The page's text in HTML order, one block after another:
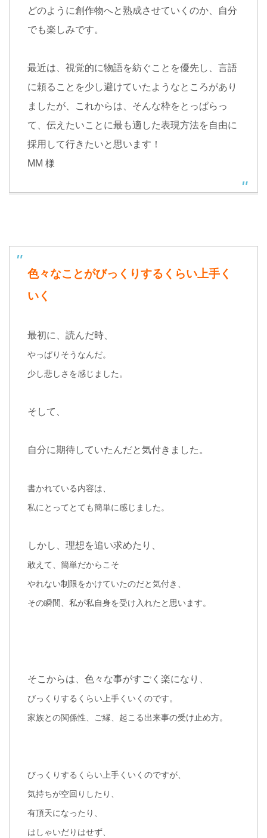
どのように創作物へと熟成させていくのか、自分
でも楽しみです。
最近は、視覚的に物語を紡ぐことを優先し、言語
に頼ることを少し避けていたようなところがあり
ましたが、これからは、そんな枠をとっぱらっ
て、伝えたいことに最も適した表現方法を自由に
採用して行きたいと思います！
MM 様
色々なことがびっくりするくらい上手く
いく
最初に、読んだ時、
やっぱりそうなんだ。
少し悲しさを感じました。
そして、
自分に期待していたんだと気付きました。
書かれている内容は、
私にとってとても簡単に感じました。
しかし、理想を追い求めたり、
敢えて、簡単だからこそ
やれない制限をかけていたのだと気付き、
その瞬間、私が私自身を受け入れたと思います。
そこからは、色々な事がすごく楽になり、
びっくりするくらい上手くいくのです。
家族との関係性、ご縁、起こる出来事の受け止め方。
びっくりするくらい上手くいくのですが、
気持ちが空回りしたり、
有頂天になったり、
はしゃいだりはせず、